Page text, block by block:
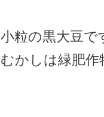
小粒の黒大豆で
むかしは緑肥